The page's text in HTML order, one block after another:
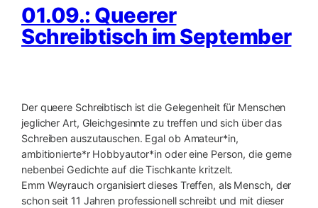
01.09.: Queerer
Schreibtisch im September
Der queere Schreibtisch ist die Gelegenheit für Menschen
jeglicher Art, Gleichgesinnte zu treffen und sich über das
Schreiben auszutauschen. Egal ob Amateur*in,
ambitionierte*r Hobbyautor*in oder eine Person, die gerne
nebenbei Gedichte auf die Tischkante kritzelt.
Emm Weyrauch organisiert dieses Treffen, als Mensch, der
schon seit 11 Jahren professionell schreibt und mit dieser